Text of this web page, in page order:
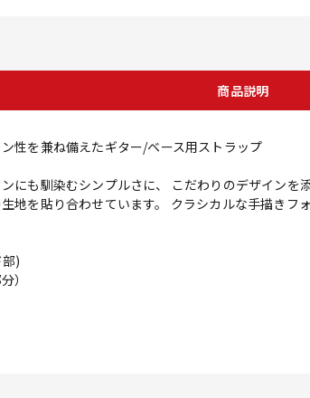
商品説明
性を兼ね備えたギター/ベース用ストラップ
にも馴染むシンプルさに、 こだわりのデザイン
地を貼り合わせています。 クラシカルな手描き
)
）